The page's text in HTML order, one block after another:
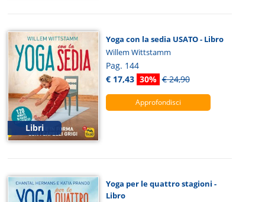
Libri
Yoga con la sedia USATO - Libro
Willem Wittstamm
Pag. 144
€ 17,43 30% € 24,90
Approfondisci
Yoga per le quattro stagioni -
Libro